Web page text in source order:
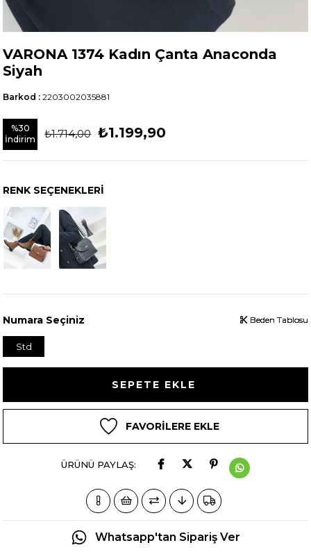
VARONA 1374 Kadın Çanta Anaconda
Siyah
Barkod : 2203002035881
%30
İndirim
₺1.714,00 ₺1.199,90
RENK SEÇENEKLERI
Numara Seçiniz
Std
Beden Tablosu
Beden Tablosu
Beden Tablosu
FAVORILERE EKLE
ÜRÜNÜ PAYLAŞ:
Whatsapp'tan Sipariş Ver